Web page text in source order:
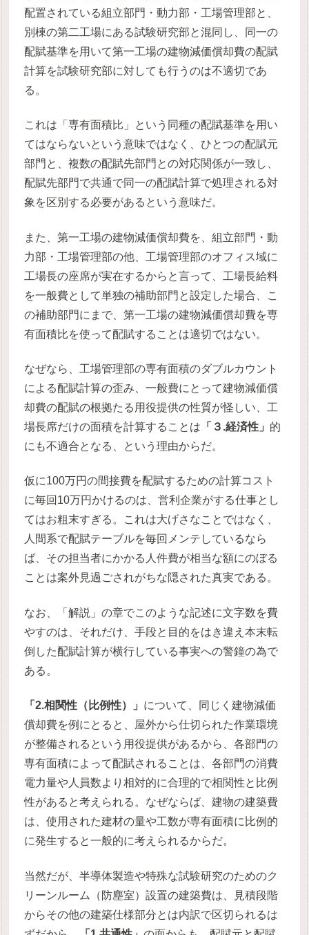
配置されている組立部門・動力部・工場管理部と、
別棟の第二工場にある試験研究部と混同し、同一の
配賦基準を用いて第一工場の建物減価償却費の配賦
計算を試験研究部に対しても行うのは不適切であ
る。
これは「専有面積比」という同種の配賦基準を用い
てはならないという意味ではなく、ひとつの配賦元
部門と、複数の配賦先部門との対応関係が一致し、
配賦先部門で共通で同一の配賦計算で処理される対
象を区別する必要があるという意味だ。
また、第一工場の建物減価償却費を、組立部門・動
力部・工場管理部の他、工場管理部のオフィス域に
工場長の座席が実在するからと言って、工場長給料
を一般費として単独の補助部門と設定した場合、こ
の補助部門にまで、第一工場の建物減価償却費を専
有面積比を使って配賦することは適切ではない。
なぜなら、工場管理部の専有面積のダブルカウント
による配賦計算の歪み、一般費にとって建物減価償
却費の配賦の根拠たる用役提供の性質が怪しい、工
場長席だけの面積を計算することは 「３.経済性」 的
にも不適合となる、という理由からだ。
仮に100万円の間接費を配賦するための計算コスト
に毎回10万円かけるのは、営利企業がする仕事とし
てはお粗末すぎる。これは大げさなことではなく、
人間系で配賦テーブルを毎回メンテしているなら
ば、その担当者にかかる人件費が相当な額にのぼる
ことは案外見過ごされがちな隠された真実である。
なお、「解説」の章でこのような記述に文字数を費
やすのは、それだけ、手段と目的をはき違え本末転
倒した配賦計算が横行している事実への警鐘の為で
ある。
「2.相関性（比例性）」 について、同じく建物減価
償却費を例にとると、屋外から仕切られた作業環境
が整備されるという用役提供があるから、各部門の
専有面積によって配賦されることは、各部門の消費
電力量や人員数より相対的に合理的で相関性と比例
性があると考えられる。なぜならば、建物の建築費
は、使用された建材の量や工数が専有面積に比例的
に発生すると一般的に考えられるからだ。
当然だが、半導体製造や特殊な試験研究のためのク
リーンルーム（防塵室）設置の建築費は、見積段階
からその他の建築仕様部分とは内訳で区切られるは